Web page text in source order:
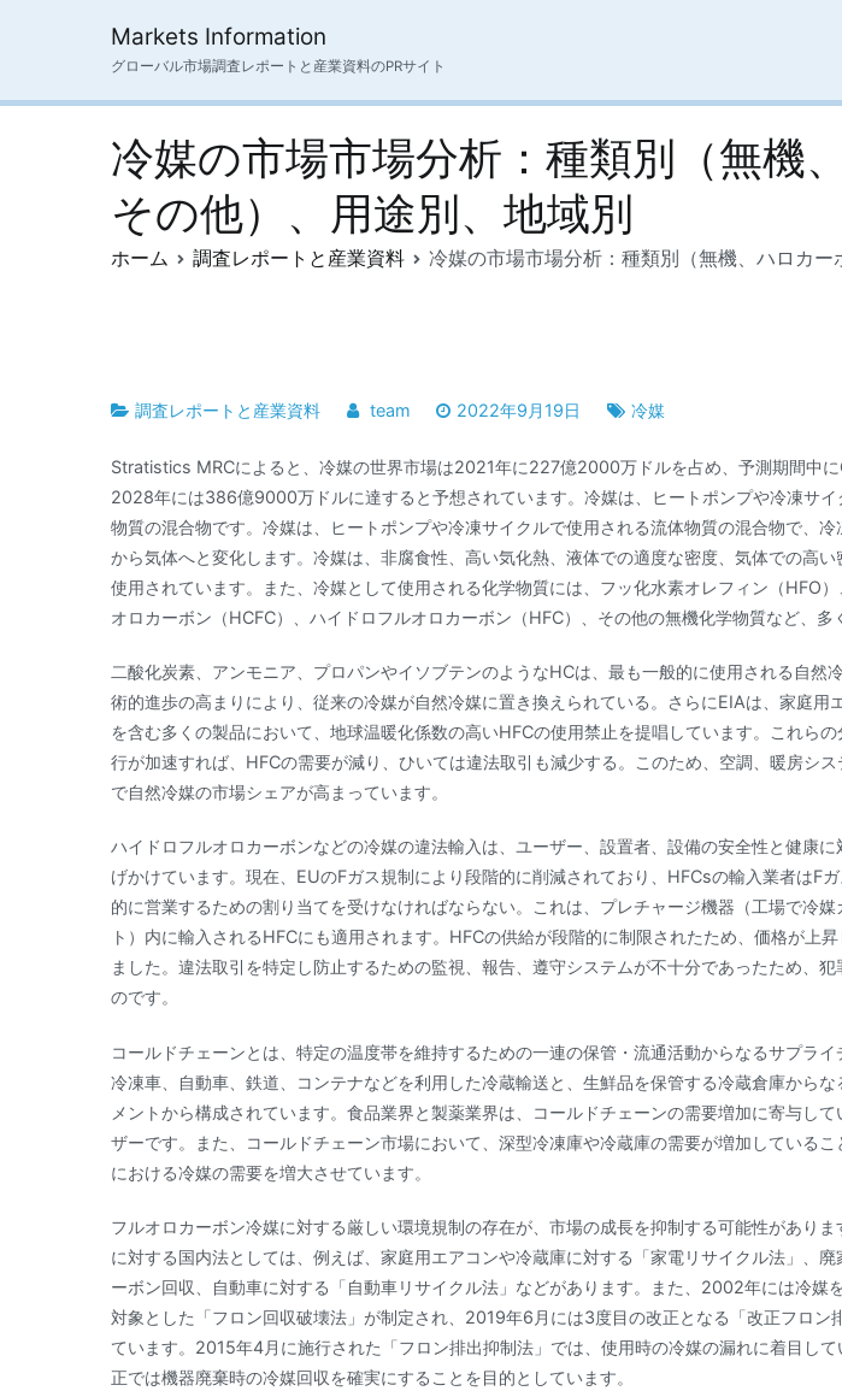
ス
Markets Information
グローバル市場調査レポートと産業資料のPRサイト
冷媒の市場市場分析：種類別（無機
その他）、用途別、地域別
ホーム 調査レポートと産業資料 冷媒の市場市場分析：種類別（無機、ハロカ
調査レポートと産業資料 team 2022年9月19日 冷媒
Stratistics MRCによると、冷媒の世界市場は2021年に227億2000万ドルを占め、予測期間中に
2028年には386億9000万ドルに達すると予想されています。冷媒は、ヒートポンプや冷凍サイ
物質の混合物です。冷媒は、ヒートポンプや冷凍サイクルで使用される流体物質の混合物で、
から気体へと変化します。冷媒は、非腐食性、高い気化熱、液体での適度な密度、気体での高い
使用されています。また、冷媒として使用される化学物質には、フッ化水素オレフィン（HFO
オロカーボン（HCFC）、ハイドロフルオロカーボン（HFC）、その他の無機化学物質など、多
二酸化炭素、アンモニア、プロパンやイソブテンのようなHCは、最も一般的に使用される自然
術的進歩の高まりにより、従来の冷媒が自然冷媒に置き換えられている。さらにEIAは、家庭用
を含む多くの製品において、地球温暖化係数の高いHFCの使用禁止を提唱しています。これら
行が加速すれば、HFCの需要が減り、ひいては違法取引も減少する。このため、空調、暖房シ
で自然冷媒の市場シェアが高まっています。
ハイドロフルオロカーボンなどの冷媒の違法輸入は、ユーザー、設置者、設備の安全性と健康
げかけています。現在、EUのFガス規制により段階的に削減されており、HFCsの輸入業者はF
的に営業するための割り当てを受けなければならない。これは、プレチャージ機器（工場で冷媒
ト）内に輸入されるHFCにも適用されます。HFCの供給が段階的に制限されたため、価格が上
ました。違法取引を特定し防止するための監視、報告、遵守システムが不十分であったため、犯
のです。
コールドチェーンとは、特定の温度帯を維持するための一連の保管・流通活動からなるサプライ
冷凍車、自動車、鉄道、コンテナなどを利用した冷蔵輸送と、生鮮品を保管する冷蔵倉庫から
メントから構成されています。食品業界と製薬業界は、コールドチェーンの需要増加に寄与し
ザーです。また、コールドチェーン市場において、深型冷凍庫や冷蔵庫の需要が増加している
における冷媒の需要を増大させています。
フルオロカーボン冷媒に対する厳しい環境規制の存在が、市場の成長を抑制する可能性があり
に対する国内法としては、例えば、家庭用エアコンや冷蔵庫に対する「家電リサイクル法」、廃
ーボン回収、自動車に対する「自動車リサイクル法」などがあります。また、2002年には冷媒
対象とした「フロン回収破壊法」が制定され、2019年6月には3度目の改正となる「改正フロン
ています。2015年4月に施行された「フロン排出抑制法」では、使用時の冷媒の漏れに着目し
正では機器廃棄時の冷媒回収を確実にすることを目的としています。